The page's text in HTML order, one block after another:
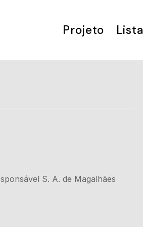
Projeto Lista
S. A. de Magalhães